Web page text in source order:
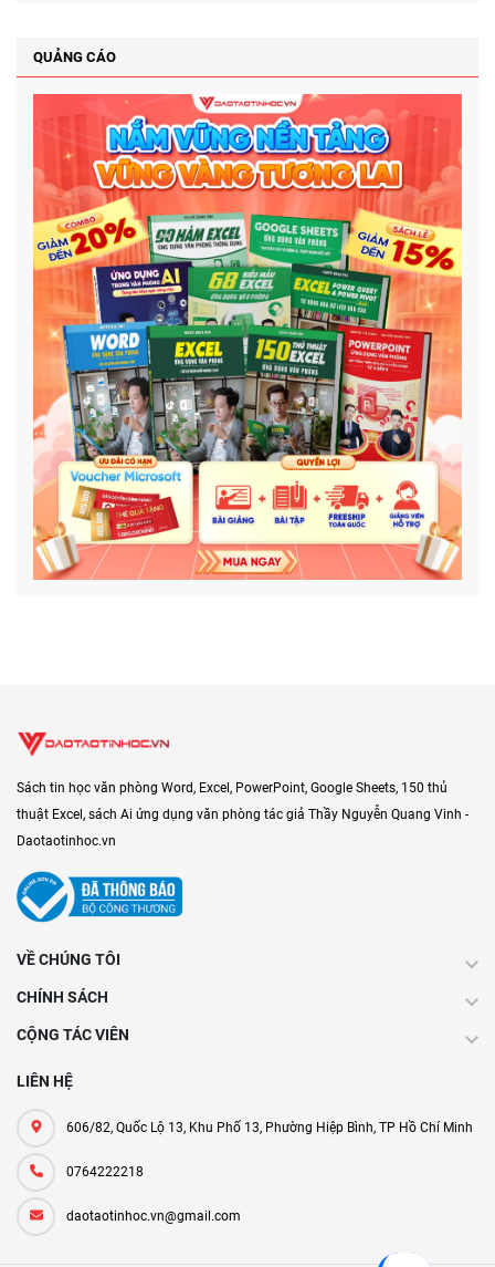
QUẢNG CÁO
Sách tin học văn phòng Word, Excel, PowerPoint, Google Sheets, 150 thủ
thuật Excel, sách Ai ứng dụng văn phòng tác giả Thầy Nguyễn Quang Vinh -
Daotaotinhoc.vn
VỀ CHÚNG TÔI
CHÍNH SÁCH
CỘNG TÁC VIÊN
LIÊN HỆ
606/82, Quốc Lộ 13, Khu Phố 13, Phường Hiệp Bình, TP Hồ Chí Minh
0764222218
daotaotinhoc.vn@gmail.com